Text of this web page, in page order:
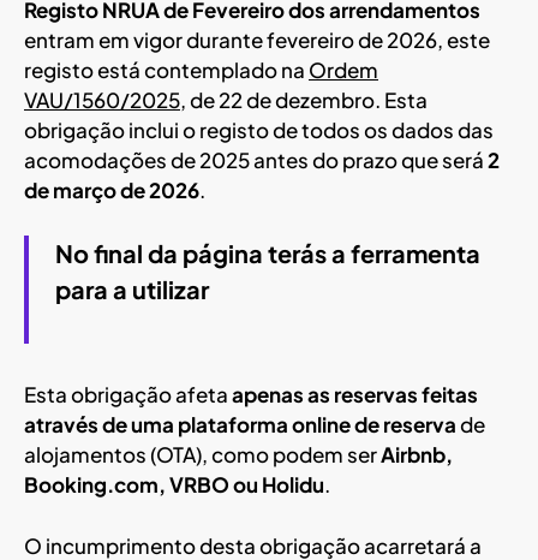
Registo NRUAde Fevereirodos arrendamentos
entram em vigor durante fevereiro de 2026, este
registo está contemplado na Ordem
VAU/1560/2025, de 22 de dezembro. Esta
obrigação inclui o registo de todos os dados das
acomodações de 2025 antes do prazo que será2
de março de 2026.
No final da página terás a ferramenta
para a utilizar
Esta obrigação afetaapenas as reservas feitas
através de uma plataforma online de reservade
alojamentos (OTA), como podem serAirbnb,
Booking.com, VRBO ou Holidu.
O incumprimento desta obrigação acarretará a